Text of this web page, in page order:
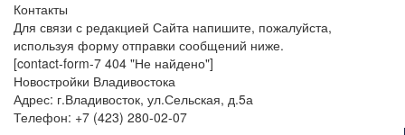
Контакты
Для связи с редакцией Сайта напишите, пожалуйста,
используя форму отправки сообщений ниже.
[contact-form-7 404 "Не найдено"]
Новостройки Владивостока
Адрес: г.Владивосток, ул.Сельская, д.5а
Телефон: +7 (423) 280-02-07